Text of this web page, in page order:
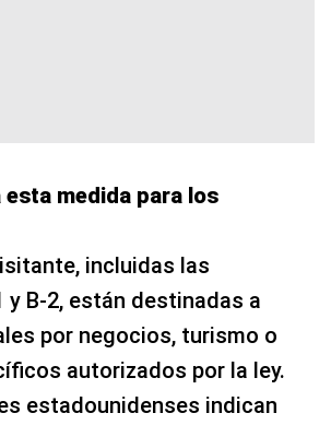
esta medida para los
incluidas las
y B-2, están destinadas a
por negocios, turismo o
autorizados por la ley.
estadounidenses indican